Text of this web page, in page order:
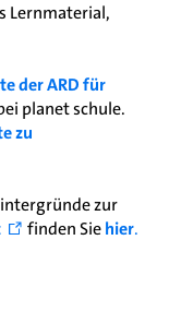
Lernmaterial,
der ARD für
planet schule.
zu
zur
finden Sie hier.